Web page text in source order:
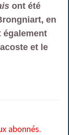
ont été
en
également
et le
abonnés.